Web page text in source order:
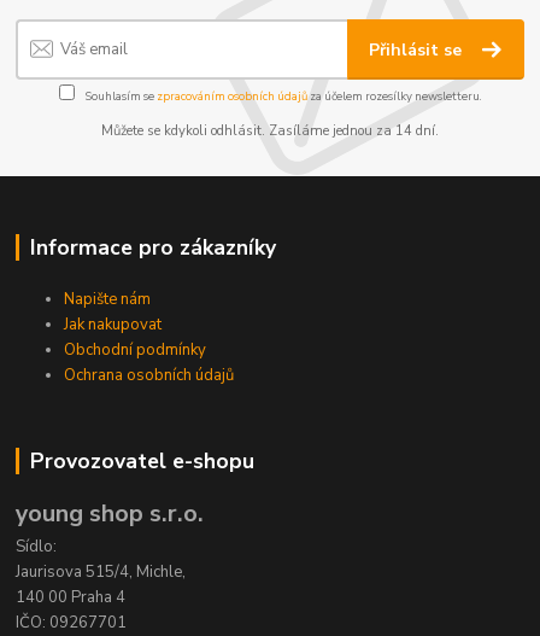
Přihlásit se
Souhlasím se zpracováním osobních údajůza účelem rozesílky newsletteru.
Můžete se kdykoli odhlásit. Zasíláme jednou za 14 dní.
Informace pro zákazníky
Napište nám
Jak nakupovat
Obchodní podmínky
Ochrana osobních údajů
Provozovatel e-shopu
young shop s.r.o.
Sídlo:
Jaurisova 515/4, Michle,
140 00 Praha 4
IČO: 09267701